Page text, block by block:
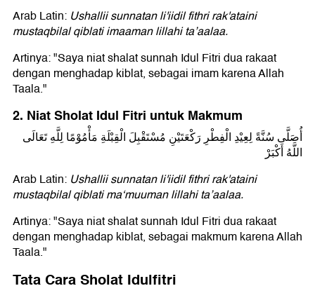
Arab Latin: Ushallii sunnatan li'iidil fithri rak'ataini
mustaqbilal qiblati imaaman lillahi taʼaalaa.
Artinya: "Saya niat shalat sunnah Idul Fitri dua rakaat
dengan menghadap kiblat, sebagai imam karena Allah
Taala."
2. Niat Sholat Idul Fitri untuk Makmum
أُصَلَّى سُنَّةً لِعِيْدِ الْفِطْرِ رَكْعَتَيْنِ مُسْتَقْبِلَ الْقِبْلَةِ مَأْمُوْمًا لِلَّهِ تَعَالَى
اللَّهُ أَكْبَرْ
Arab Latin: Ushallii sunnatan li'iidil fithri rak'ataini
mustaqbilal qiblati maʻmuuman lillahi taʼaalaa.
Artinya: "Saya niat shalat sunnah Idul Fitri dua rakaat
dengan menghadap kiblat, sebagai makmum karena Allah
Taala."
Tata Cara Sholat Idulfitri